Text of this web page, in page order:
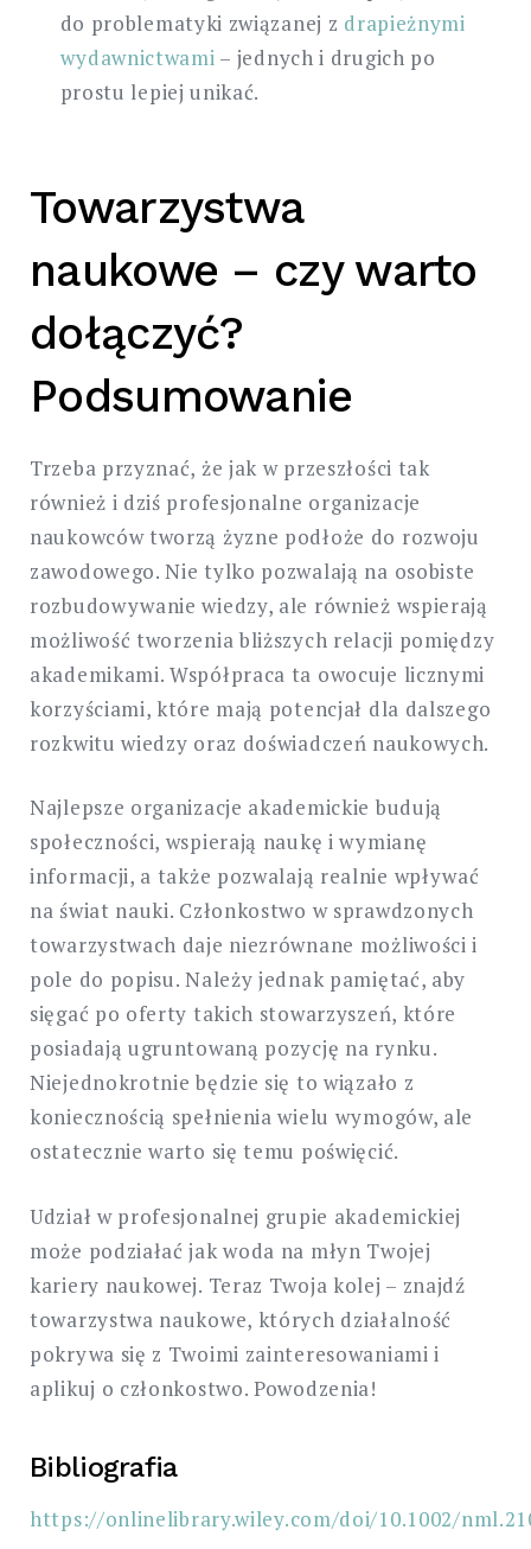
do problematyki związanej z drapieżnymi
wydawnictwami – jednych i drugich po
prostu lepiej unikać.
Towarzystwa
naukowe – czy warto
dołączyć?
Podsumowanie
Trzeba przyznać, że jak w przeszłości tak
również i dziś profesjonalne organizacje
naukowców tworzą żyzne podłoże do rozwoju
zawodowego. Nie tylko pozwalają na osobiste
rozbudowywanie wiedzy, ale również wspierają
możliwość tworzenia bliższych relacji pomiędzy
akademikami. Współpraca ta owocuje licznymi
korzyściami, które mają potencjał dla dalszego
rozkwitu wiedzy oraz doświadczeń naukowych.
Najlepsze organizacje akademickie budują
społeczności, wspierają naukę i wymianę
informacji, a także pozwalają realnie wpływać
na świat nauki. Członkostwo w sprawdzonych
towarzystwach daje niezrównane możliwości i
pole do popisu. Należy jednak pamiętać, aby
sięgać po oferty takich stowarzyszeń, które
posiadają ugruntowaną pozycję na rynku.
Niejednokrotnie będzie się to wiązało z
koniecznością spełnienia wielu wymogów, ale
ostatecznie warto się temu poświęcić.
Udział w profesjonalnej grupie akademickiej
może podziałać jak woda na młyn Twojej
kariery naukowej. Teraz Twoja kolej – znajdź
towarzystwa naukowe, których działalność
pokrywa się z Twoimi zainteresowaniami i
aplikuj o członkostwo. Powodzenia!
Bibliografia
https://onlinelibrary.wiley.com/doi/10.1002/